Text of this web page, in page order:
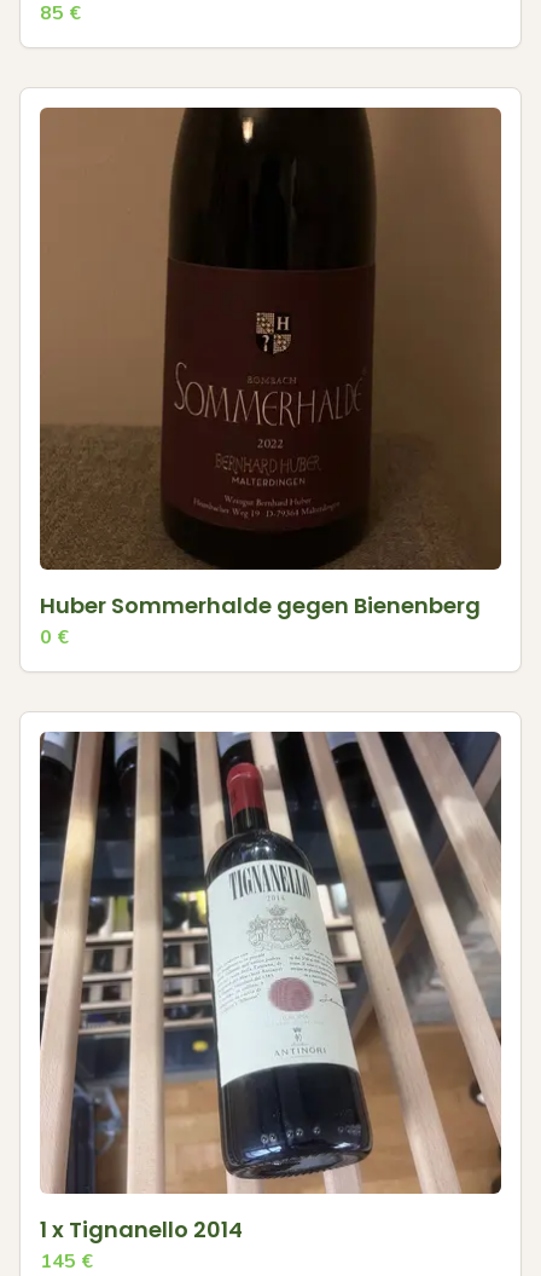
85 €
Huber Sommerhalde gegen Bienenberg
0 €
1 x Tignanello 2014
145 €